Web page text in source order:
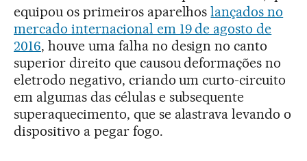
equipou os primeiros aparelhoslançados no
mercado internacional em 19 de agosto de
2016, houve uma falha no design no canto
superior direito que causou deformações no
eletrodo negativo, criando um curto-circuito
em algumas das células e subsequente
superaquecimento, que se alastrava levando o
dispositivo a pegar fogo.